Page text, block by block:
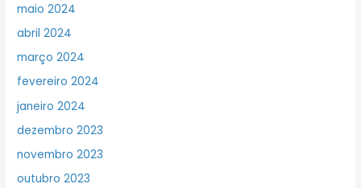
maio 2024
abril 2024
março 2024
fevereiro 2024
janeiro 2024
dezembro 2023
novembro 2023
outubro 2023